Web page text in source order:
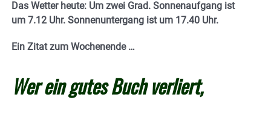
Das Wetter heute: Um zwei Grad. Sonnenaufgang ist
um 7.12 Uhr. Sonnenuntergang ist um 17.40 Uhr.
Ein Zitat zum Wochenende …
Wer ein gutes Buch verliert,